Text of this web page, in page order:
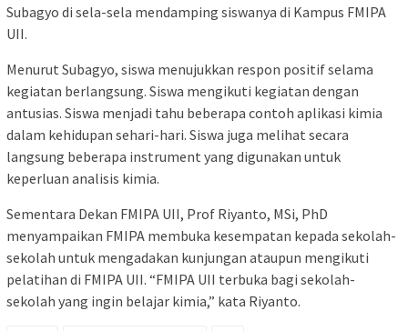
Subagyo di sela-sela mendamping siswanya di Kampus FMIPA
UII.
Menurut Subagyo, siswa menujukkan respon positif selama
kegiatan berlangsung. Siswa mengikuti kegiatan dengan
antusias. Siswa menjadi tahu beberapa contoh aplikasi kimia
dalam kehidupan sehari-hari. Siswa juga melihat secara
langsung beberapa instrument yang digunakan untuk
keperluan analisis kimia.
Sementara Dekan FMIPA UII, Prof Riyanto, MSi, PhD
menyampaikan FMIPA membuka kesempatan kepada sekolah-
sekolah untuk mengadakan kunjungan ataupun mengikuti
pelatihan di FMIPA UII. “FMIPA UII terbuka bagi sekolah-
sekolah yang ingin belajar kimia,” kata Riyanto.